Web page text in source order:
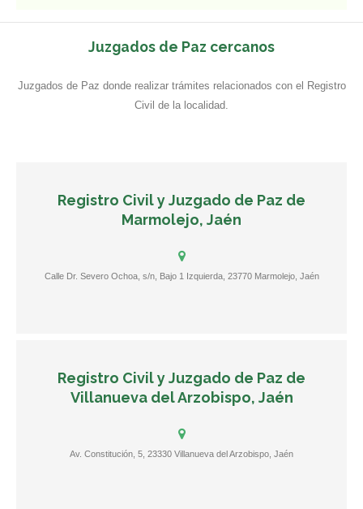
Juzgados de Paz cercanos
Juzgados de Paz donde realizar trámites relacionados con el Registro
Civil de la localidad.
Registro Civil y Juzgado de Paz de
Marmolejo, Jaén
Calle Dr. Severo Ochoa, s/n, Bajo 1 Izquierda, 23770 Marmolejo, Jaén
Registro Civil y Juzgado de Paz de
Villanueva del Arzobispo, Jaén
Av. Constitución, 5, 23330 Villanueva del Arzobispo, Jaén